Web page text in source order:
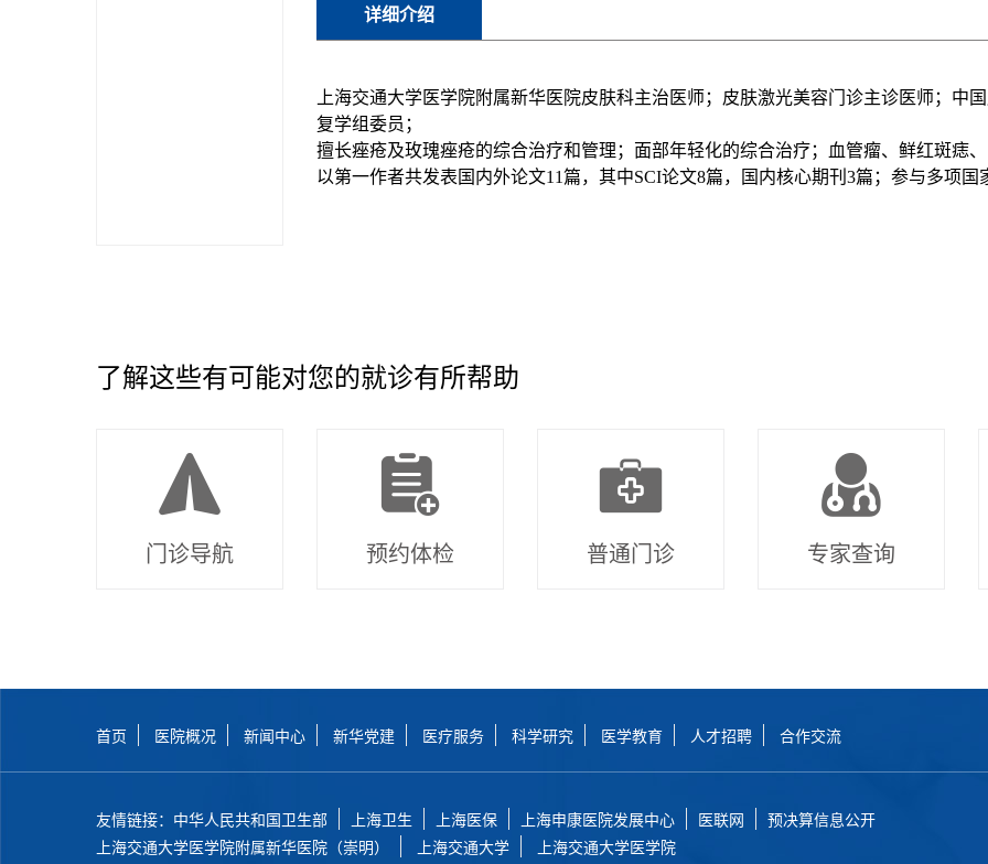
详细介绍
上海交通大学医学院附属新华医院皮肤科主治医师； 皮肤激光美容门诊主诊医师； 中
复学组委员；
擅长痤疮及玫瑰痤疮的综合治疗和管理；面部年轻化的综合治疗；血管瘤、鲜红斑痣
以第一作者共发表国内外论文11篇，其中SCI论文8篇，国内核心期刊 3篇；参与多项国
了解这些有可能对您的就诊有所帮助
门诊导航 预约体检 普通门诊 专家查询
首页 医院概况 新闻中心 新华党建 医疗服务 科学研究 医学教育 人才招聘 合作交流
友情链接： 中华人民共和国卫生部 上海卫生 上海医保 上海申康医院发展中心 医联网
预决算信息公开
上海交通大学医学院附属新华医院（崇明）
上海交通大学 上海交通大学医学院